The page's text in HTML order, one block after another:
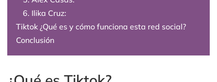
6. Ilika Cruz:
Tiktok ¿Qué es y cómo funciona esta red social?
Conclusión